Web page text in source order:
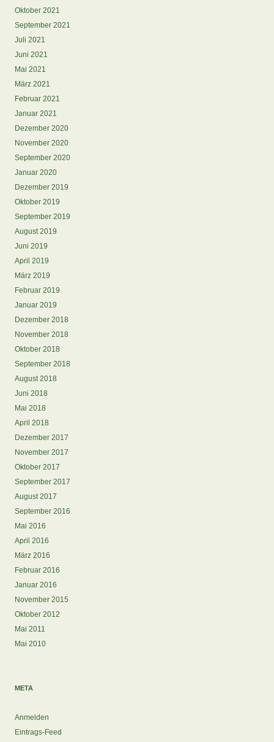
Oktober 2021
September 2021
Juli 2021
Juni 2021
Mai 2021
März 2021
Februar 2021
Januar 2021
Dezember 2020
November 2020
September 2020
Januar 2020
Dezember 2019
Oktober 2019
September 2019
August 2019
Juni 2019
April 2019
März 2019
Februar 2019
Januar 2019
Dezember 2018
November 2018
Oktober 2018
September 2018
August 2018
Juni 2018
Mai 2018
April 2018
Dezember 2017
November 2017
Oktober 2017
September 2017
August 2017
September 2016
Mai 2016
April 2016
März 2016
Februar 2016
Januar 2016
November 2015
Oktober 2012
Mai 2011
Mai 2010
META
Anmelden
Eintrags-Feed